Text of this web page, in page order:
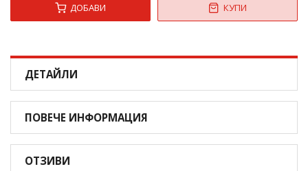
ДОБАВИ КУПИ
ДЕТАЙЛИ
ПОВЕЧЕ ИНФОРМАЦИЯ
ОТЗИВИ